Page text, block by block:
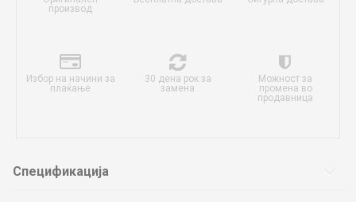
производ
Избор на начини за
плаќање
30 дена рок за
замена
Можност за
промена во
продавница
Спецификација